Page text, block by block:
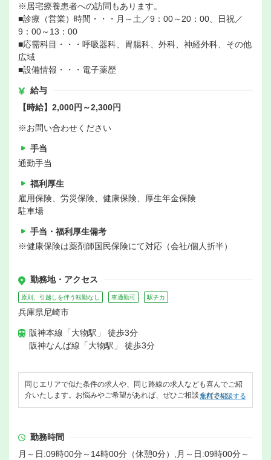
※居宅療養患者への訪問もあります。
■診療（営業）時間・・・月～土／9：00～20：00、日祝／
9：00～13：00
■応需科目・・・呼吸器科、胃腸科、外科、神経外科、その他
広域
■設備情報・・・電子薬歴
給与
【時給】2,000円～2,300円
※お問い合わせください
手当
通勤手当
福利厚生
雇用保険、労災保険、健康保険、厚生年金保険
駐車場
手当・福利厚生備考
※健康保険は薬剤師国民保険にて対応（会社/個人折半）
勤務地・アクセス
原則、引越しを伴う転勤なし 車通勤可 駅チカ
兵庫県尼崎市
阪神本線「大物駅」 徒歩3分
阪神なんば線「大物駅」 徒歩3分
同じエリアで似た条件の求人や、同じ路線の求人なども喜んでご紹
介いたします。お悩みやご希望があれば、ぜひご相談ください。
無料で相談する
勤務時間
月～日:09時00分～14時00分（休憩0分）,月～日:09時00分～